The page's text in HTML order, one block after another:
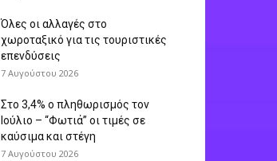
Όλες οι αλλαγές στο
χωροταξικό για τις τουριστικές
επενδύσεις
7 Αυγούστου 2026
Στο 3,4% ο πληθωρισμός τον
Ιούλιο – “Φωτιά” οι τιμές σε
καύσιμα και στέγη
7 Αυγούστου 2026